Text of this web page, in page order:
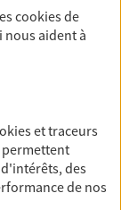
Vie
en herbe
d'un
vos
cookiesde
nous aident à
et traceurs
des
de nos